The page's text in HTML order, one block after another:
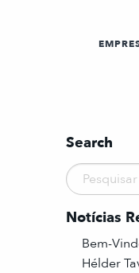
Search
Notícias
Bem-
Hélder